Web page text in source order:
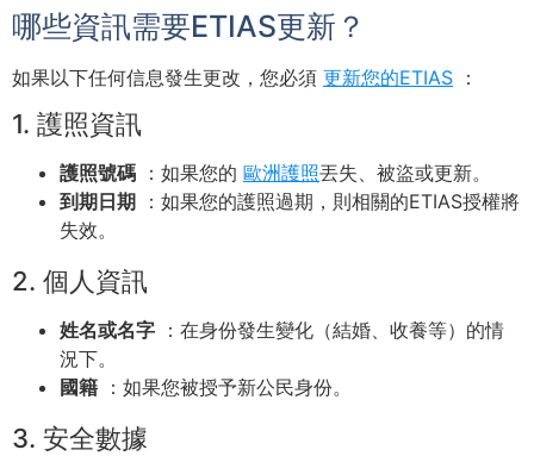
哪些資訊需要ETIAS更新？
如果以下任何信息發生更改，您必須 更新您的ETIAS ：
1. 護照資訊
護照號碼 ：如果您的 歐洲護照丟失、被盜或更新。
到期日期 ：如果您的護照過期，則相關的ETIAS授權將
失效。
2. 個人資訊
姓名或名字 ：在身份發生變化（結婚、收養等）的情
況下。
國籍 ：如果您被授予新公民身份。
3. 安全數據